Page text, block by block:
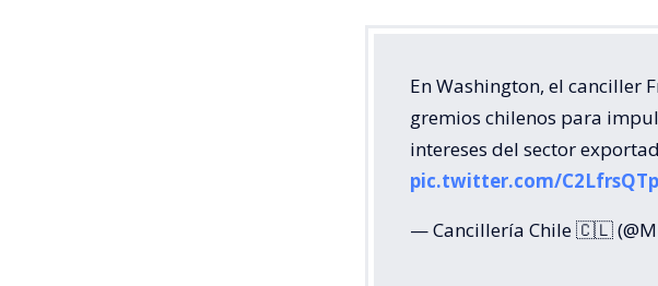
En Washington, el canciller
gremios chilenos para
intereses del sector
pic.twitter.com/
— Cancillería Chile 🇨🇱